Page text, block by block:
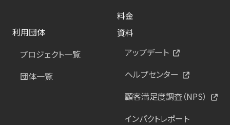
料金
利用団体
プロジェクト一覧
団体一覧
資料
アップデート
ヘルプセンター
顧客満足度調査（NPS）
インパクトレポート